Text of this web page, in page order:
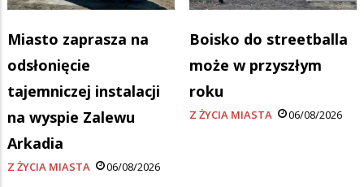
Miasto zaprasza na
odsłonięcie
tajemniczej instalacji
na wyspie Zalewu
Arkadia
Z ŻYCIA MIASTA 06/08/2026
Boisko do streetballa
może w przyszłym
roku
Z ŻYCIA MIASTA 06/08/2026